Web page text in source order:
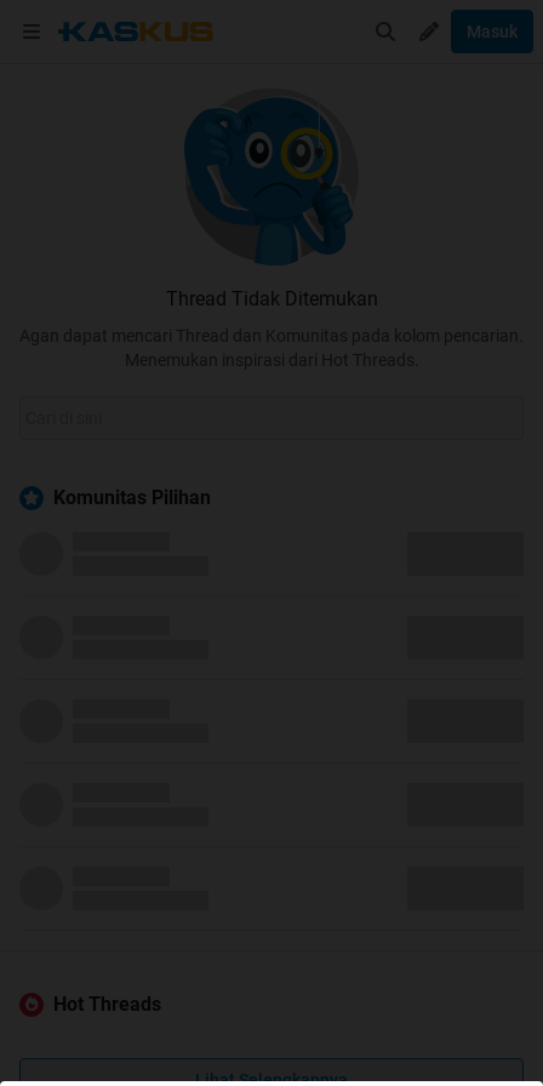
Masuk
Thread Tidak Ditemukan
Agan dapat mencari Thread dan Komunitas pada kolom pencarian.
Menemukan inspirasi dari Hot Threads.
Komunitas Pilihan
Hot Threads
Lihat Selengkapnya